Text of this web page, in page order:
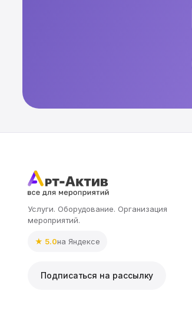
Услуги. Оборудование. Организация
мероприятий.
★ 5.0на Яндексе
Подписаться на рассылку